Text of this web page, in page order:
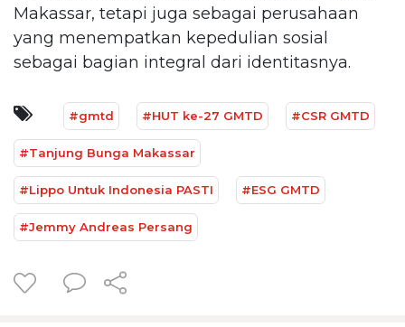
Makassar, tetapi juga sebagai perusahaan
yang menempatkan kepedulian sosial
sebagai bagian integral dari identitasnya.
#gmtd #HUT ke-27 GMTD #CSR GMTD
#Tanjung Bunga Makassar
#Lippo Untuk Indonesia PASTI #ESG GMTD
#Jemmy Andreas Persang